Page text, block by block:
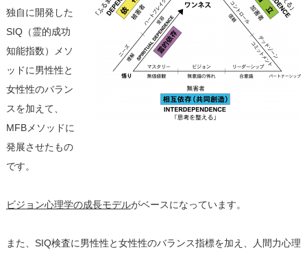
独自に開発した
SIQ（霊的成功
知能指数）メソ
ッドに男性性と
女性性のバラン
スを加えて、
MFBメソッドに
発展させたもの
です。
ビジョン心理学の成長モデルがベースになっています。
また、SIQ検査に男性性と女性性のバランス指標を加え、人間力心理